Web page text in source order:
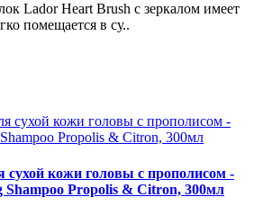
Lador Heart Brush с зеркалом имеет
помещается в су..
кожи головы с прополисом -
Shampoo Propolis & Citron, 300мл